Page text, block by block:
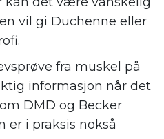
vil gi Duchenne eller
fra muskel på
informasjon når det
DMD og Becker
er i praksis nokså